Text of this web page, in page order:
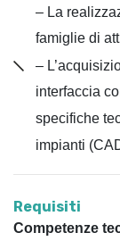
– La
famiglie di
–
interfaccia
specifiche
impianti
Requisiti
Competenze